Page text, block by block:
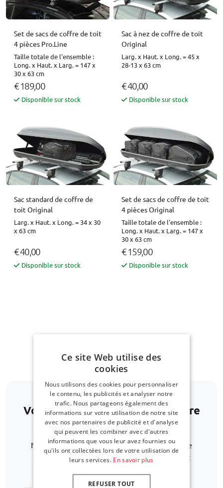
Set de sacs de coffre de toit
4 pièces Pro.Line
Taille totale de l'ensemble :
Long. x Haut. x Larg. = 147 x
30 x 63 cm
€ 189,00
Disponible sur stock
Sac à nez de coffre de toit
Original
Larg. x Haut. x Long. = 45 x
28-13 x 63 cm
€ 40,00
Disponible sur stock
Sac standard de coffre de
toit Original
Larg. x Haut. x Long. = 34 x 30
x 63 cm
€ 40,00
Disponible sur stock
Set de sacs de coffre de toit
4 pièces Original
Taille totale de l'ensemble :
Long. x Haut. x Larg. = 147 x
30 x 63 cm
€ 159,00
Disponible sur stock
Naviguer vers le haut
Votre modèle de voiture ne figure
pas dans la liste ?
Nous serons ravis de vous aider à trouver une
alternative. Lorem ipsum dolor sit amet. Aut
Ce site Web utilise des
cookies
Nous utilisons des cookies pour personnaliser
le contenu, les publicités et analyser notre
trafic. Nous partageons également des
informations sur votre utilisation de notre site
avec nos partenaires de publicité et d'analyse
qui peuvent les combiner avec d'autres
informations que vous leur avez fournies ou
qu'ils ont collectées lors de votre utilisation de
leurs services. En savoir plus
REFUSER TOUT